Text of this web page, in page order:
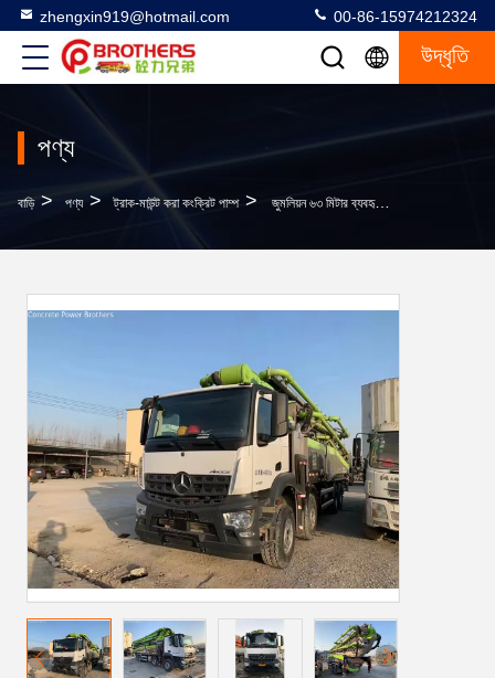
zhengxin919@hotmail.com 00-86-15974212324
উদ্ধৃতি
পণ্য
বাড়ি > পণ্য > ট্রাক-মাউন্ট করা কংক্রিট পাম্প > জুমলিয়ন ৬৩ মিটার ব্যবহৃত কংক্রিট পাম্প ভারী সরঞ্জাম ZLJ5441THBBE 1400mm ফিডিং উচ্চতা সঙ্গে